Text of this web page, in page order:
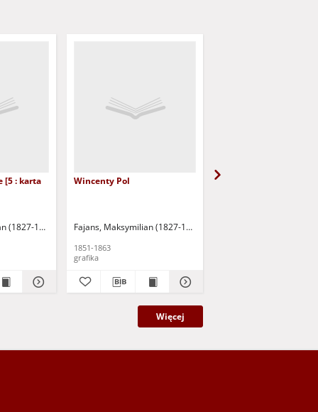
[5 : karta
(1827-1890)
Wincenty Pol
Fajans, Maksymilian (1827-1890)
1851-1863
grafika
Więcej